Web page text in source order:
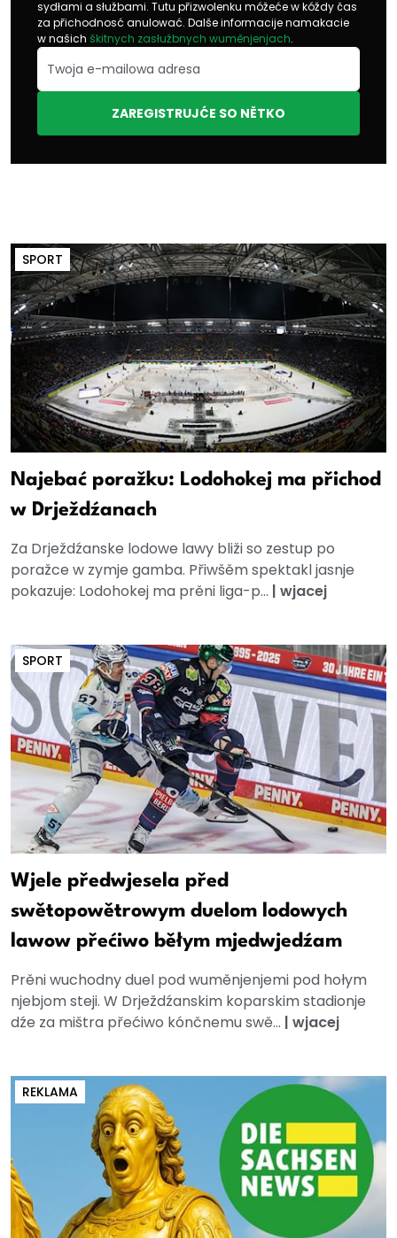
sydłami a słužbami. Tutu přizwolenku móžeće w kóždy čas
za přichodnosć anulować. Dalše informacije namakacie
w našich škitnych zasłužbnych wuměnjenjach.
ZAREGISTRUJĆE SO NĚTKO
SPORT
Najebać poražku: Lodohokej ma přichod
w Drježdźanach
Za Drježdźanske lodowe lawy bliži so zestup po
poražce w zymje gamba. Přiwšěm spektakl jasnje
pokazuje: Lodohokej ma prěni liga-p... | wjacej
SPORT
Wjele předwjesela před
swětopowětrowym duelom lodowych
lawow přećiwo běłym mjedwjedźam
Prěni wuchodny duel pod wuměnjenjemi pod hołym
njebjom steji. W Drježdźanskim koparskim stadionje
dźe za mištra přećiwo kónčnemu swě... | wjacej
REKLAMA